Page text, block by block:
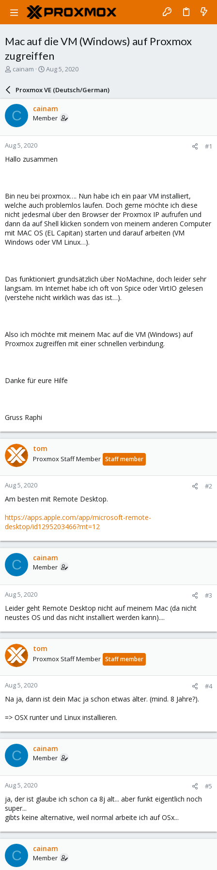
Mac auf die VM (Windows) auf Proxmox
zugreiffen
T
a
d
s
t
a
r
t
e
cainam
S
a
r
d
a
e
Aug 5, 2020
Proxmox VE (Deutsch/German)
C cainam
Member
Aug 5, 2020 #1
Hallo zusammen
Bin neu bei proxmox…. Nun habe ich ein paar VM installiert,
welche auch problemlos laufen. Doch gerne möchte ich diese
nicht jedesmal über den Browser der Proxmox IP aufrufen und
dann da auf Shell klicken sondern von meinem anderen Computer
mit MAC OS (EL Capitan) starten und darauf arbeiten (VM
Windows oder VM Linux…).
Das funktioniert grundsätzlich über NoMachine, doch leider sehr
langsam. Im Internet habe ich oft von Spice oder VirtIO gelesen
(verstehe nicht wirklich was das ist…).
Also ich möchte mit meinem Mac auf die VM (Windows) auf
Proxmox zugreiffen mit einer schnellen verbindung.
Danke für eure Hilfe
Gruss Raphi
tom
Proxmox Staff Member Staff member
Aug 5, 2020 #2
Am besten mit Remote Desktop.
https://apps.apple.com/app/microsoft-remote-
desktop/id1295203466?mt=12
C cainam
Member
Aug 5, 2020 #3
Leider geht Remote Desktop nicht auf meinem Mac (da nicht
neustes OS und das nicht installiert werden kann)....
tom
Proxmox Staff Member Staff member
Aug 5, 2020 #4
Na ja, dann ist dein Mac ja schon etwas älter. (mind. 8 Jahre?).
=> OSX runter und Linux installieren.
C cainam
Member
Aug 5, 2020 #5
ja, der ist glaube ich schon ca 8j alt... aber funkt eigentlich noch
super...
gibts keine alternative, weil normal arbeite ich auf OSx...
C cainam
Member